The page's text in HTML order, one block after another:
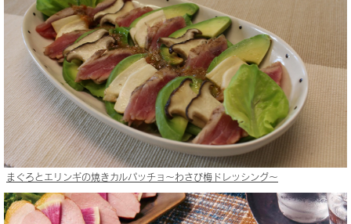
まぐろとエリンギの焼きカルパッチョ〜わさび梅ドレッシング〜